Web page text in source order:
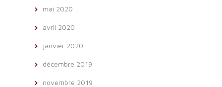
mai 2020
avril 2020
janvier 2020
décembre 2019
novembre 2019